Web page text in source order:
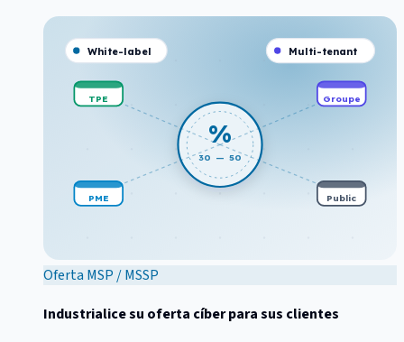
%
30 — 50
TPE
PME
Groupe
Public
White-label Multi-tenant
Oferta MSP / MSSP
Industrialice su oferta cíber para sus clientes